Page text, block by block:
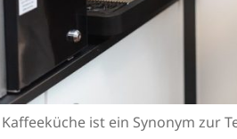
ist ein Synonym zur